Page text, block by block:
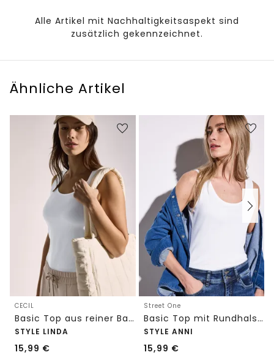
Alle Artikel mit Nachhaltigkeitsaspekt sind
zusätzlich gekennzeichnet.
Ähnliche Artikel
CECIL
Basic Top aus reiner Baumwolle
STYLE LINDA
15,99 €
Street One
Basic Top mit Rundhals in Unifarbe
STYLE ANNI
15,99 €